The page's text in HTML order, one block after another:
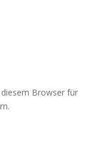
Browser für